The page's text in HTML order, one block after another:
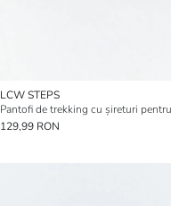
LCW STEPS
129,99 RON